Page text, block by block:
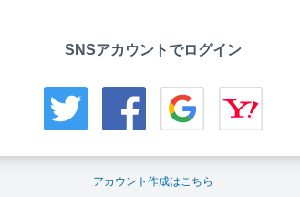
SNSアカウントでログイン
アカウント作成はこちら